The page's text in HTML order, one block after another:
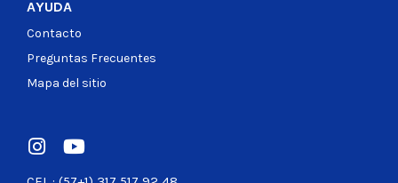
AYUDA
Contacto
Preguntas Frecuentes
Mapa del sitio